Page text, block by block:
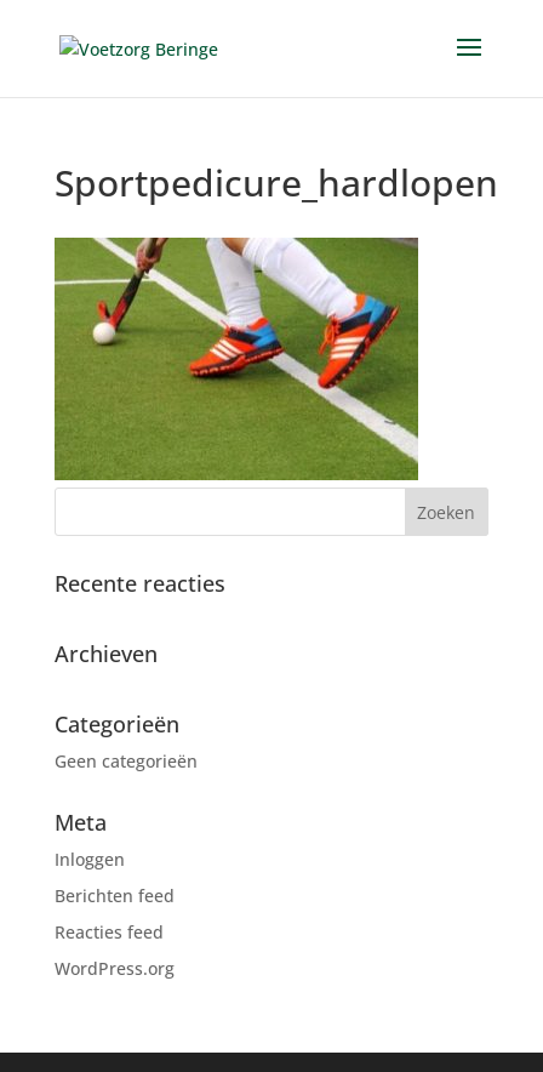
Sportpedicure_hardlopen
Recente reacties
Archieven
Categorieën
Geen categorieën
Meta
Inloggen
Berichten feed
Reacties feed
WordPress.org